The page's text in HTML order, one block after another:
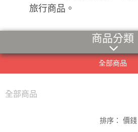
旅行商品。
商品分類
全部商品
全部商品
排序： 價錢